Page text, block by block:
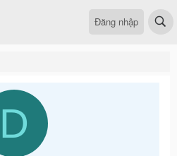
Đăng nhập
D